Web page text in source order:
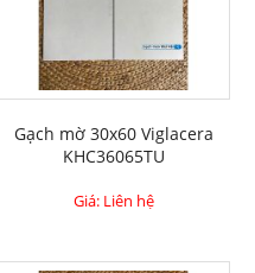
Gạch mờ 30x60 Viglacera
KHC36065TU
Giá: Liên hệ